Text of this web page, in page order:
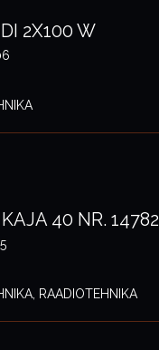
2X100 W
40 NR. 14782
RAADIOTEHNIKA